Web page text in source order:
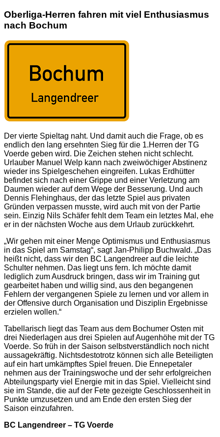
Oberliga-Herren fahren mit viel Enthusiasmus
nach Bochum
Der vierte Spieltag naht. Und damit auch die Frage, ob es
endlich den lang ersehnten Sieg für die 1.Herren der TG
Voerde geben wird. Die Zeichen stehen nicht schlecht.
Urlauber Manuel Welp kann nach zweiwöchiger Abstinenz
wieder ins Spielgeschehen eingreifen. Lukas Erdhütter
befindet sich nach einer Grippe und einer Verletzung am
Daumen wieder auf dem Wege der Besserung. Und auch
Dennis Flehinghaus, der das letzte Spiel aus privaten
Gründen verpassen musste, wird auch mit von der Partie
sein. Einzig Nils Schäfer fehlt dem Team ein letztes Mal, ehe
er in der nächsten Woche aus dem Urlaub zurückkehrt.
„Wir gehen mit einer Menge Optimismus und Enthusiasmus
in das Spiel am Samstag“, sagt Jan-Philipp Buchwald. „Das
heißt nicht, dass wir den BC Langendreer auf die leichte
Schulter nehmen. Das liegt uns fern. Ich möchte damit
lediglich zum Ausdruck bringen, dass wir im Training gut
gearbeitet haben und willig sind, aus den begangenen
Fehlern der vergangenen Spiele zu lernen und vor allem in
der Offensive durch Organisation und Disziplin Ergebnisse
erzielen wollen.“
Tabellarisch liegt das Team aus dem Bochumer Osten mit
drei Niederlagen aus drei Spielen auf Augenhöhe mit der TG
Voerde. So früh in der Saison selbstverständlich noch nicht
aussagekräftig. Nichtsdestotrotz können sich alle Beteiligten
auf ein hart umkämpftes Spiel freuen. Die Ennepetaler
nehmen aus der Trainingswoche und der sehr erfolgreichen
Abteilungsparty viel Energie mit in das Spiel. Vielleicht sind
sie im Stande, die auf der Fete gezeigte Geschlossenheit in
Punkte umzusetzen und am Ende den ersten Sieg der
Saison einzufahren.
BC Langendreer – TG Voerde